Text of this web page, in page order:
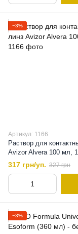
−3%
Артикул: 1166
Раствор для
Avizor Alvera 100 мл,
317 грн/уп. 327 грн
−3%